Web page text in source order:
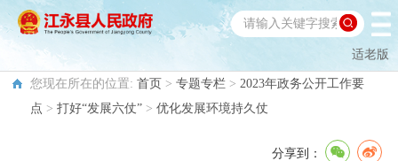
适老版
您现在所在的位置: 首页 > 专题专栏 > 2023年政务公开工作要
点 > 打好“发展六仗” > 优化发展环境持久仗
分享到：